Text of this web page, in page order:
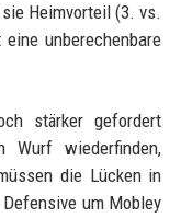
Heimvorteil (3. vs.
unberechenbare
stärker gefordert
Wurf wiederfinden,
die Lücken in
um Mobley